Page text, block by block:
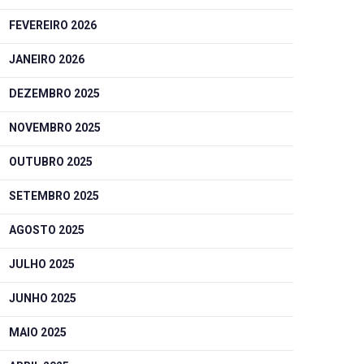
FEVEREIRO 2026
JANEIRO 2026
DEZEMBRO 2025
NOVEMBRO 2025
OUTUBRO 2025
SETEMBRO 2025
AGOSTO 2025
JULHO 2025
JUNHO 2025
MAIO 2025